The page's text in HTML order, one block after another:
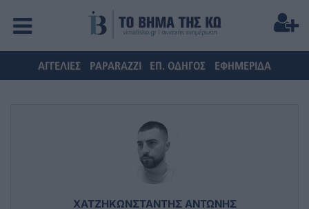
ΑΓΓΕΛΙΕΣ PAPARAZZI ΕΠ. ΟΔΗΓΟΣ ΕΦΗΜΕΡΙΔΑ
ΧΑΤΖΗΚΩΝΣΤΑΝΤΗΣ ΑΝΤΩΝΗΣ